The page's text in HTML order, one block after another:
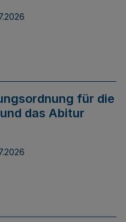
für die
das Abitur